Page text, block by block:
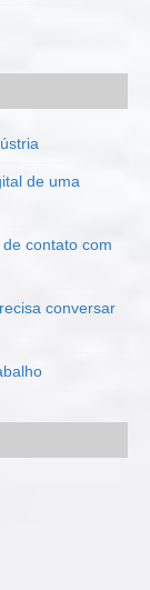
de uma
contato com
conversar